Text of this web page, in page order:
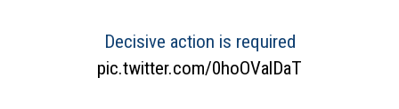
Decisive action is required
pic.twitter.com/0hoOValDaT